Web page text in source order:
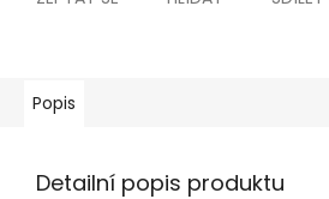
Popis
Detailní popis produktu